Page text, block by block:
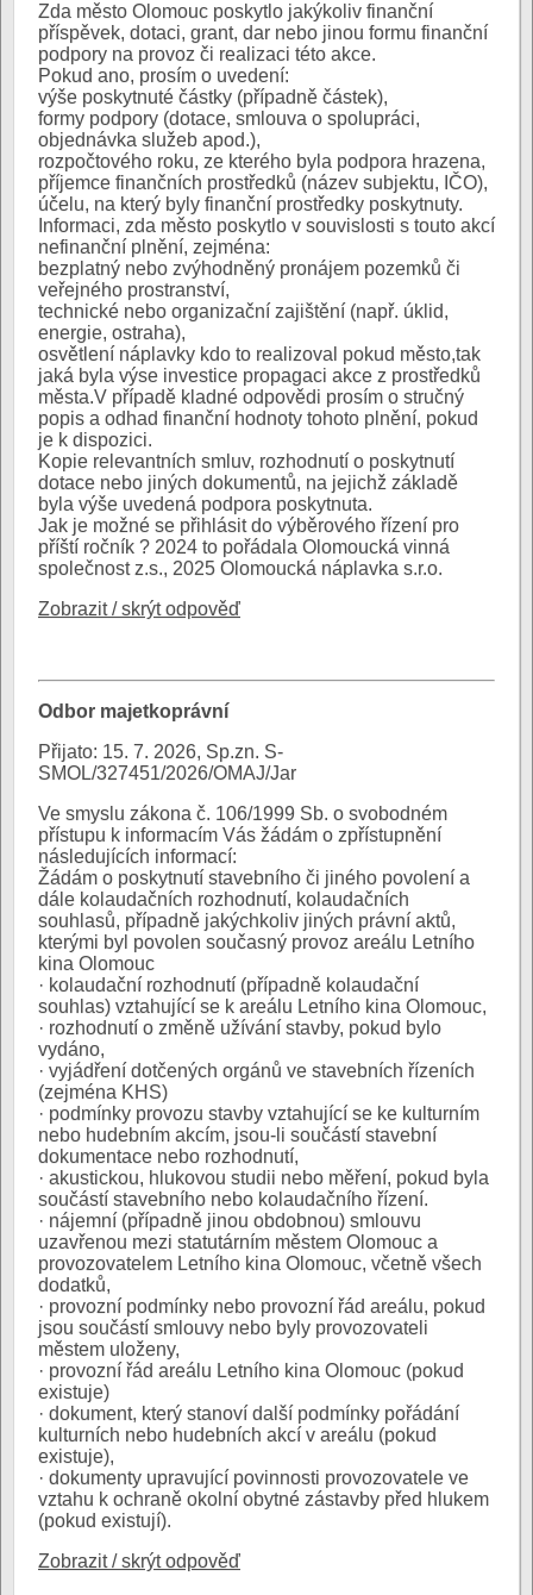
Zda město Olomouc poskytlo jakýkoliv finanční
příspěvek, dotaci, grant, dar nebo jinou formu finanční
podpory na provoz či realizaci této akce.
Pokud ano, prosím o uvedení:
výše poskytnuté částky (případně částek),
formy podpory (dotace, smlouva o spolupráci,
objednávka služeb apod.),
rozpočtového roku, ze kterého byla podpora hrazena,
příjemce finančních prostředků (název subjektu, IČO),
účelu, na který byly finanční prostředky poskytnuty.
Informaci, zda město poskytlo v souvislosti s touto akcí
nefinanční plnění, zejména:
bezplatný nebo zvýhodněný pronájem pozemků či
veřejného prostranství,
technické nebo organizační zajištění (např. úklid,
energie, ostraha),
osvětlení náplavky kdo to realizoval pokud město,tak
jaká byla výse investice propagaci akce z prostředků
města.V případě kladné odpovědi prosím o stručný
popis a odhad finanční hodnoty tohoto plnění, pokud
je k dispozici.
Kopie relevantních smluv, rozhodnutí o poskytnutí
dotace nebo jiných dokumentů, na jejichž základě
byla výše uvedená podpora poskytnuta.
Jak je možné se přihlásit do výběrového řízení pro
příští ročník ? 2024 to pořádala Olomoucká vinná
společnost z.s., 2025 Olomoucká náplavka s.r.o.
Zobrazit / skrýt odpověď
Odbor majetkoprávní
Přijato: 15. 7. 2026, Sp.zn. S-
SMOL/327451/2026/OMAJ/Jar
Ve smyslu zákona č. 106/1999 Sb. o svobodném
přístupu k informacím Vás žádám o zpřístupnění
následujících informací:
Žádám o poskytnutí stavebního či jiného povolení a
dále kolaudačních rozhodnutí, kolaudačních
souhlasů, případně jakýchkoliv jiných právní aktů,
kterými byl povolen současný provoz areálu Letního
kina Olomouc
· kolaudační rozhodnutí (případně kolaudační
souhlas) vztahující se k areálu Letního kina Olomouc,
· rozhodnutí o změně užívání stavby, pokud bylo
vydáno,
· vyjádření dotčených orgánů ve stavebních řízeních
(zejména KHS)
· podmínky provozu stavby vztahující se ke kulturním
nebo hudebním akcím, jsou-li součástí stavební
dokumentace nebo rozhodnutí,
· akustickou, hlukovou studii nebo měření, pokud byla
součástí stavebního nebo kolaudačního řízení.
· nájemní (případně jinou obdobnou) smlouvu
uzavřenou mezi statutárním městem Olomouc a
provozovatelem Letního kina Olomouc, včetně všech
dodatků,
· provozní podmínky nebo provozní řád areálu, pokud
jsou součástí smlouvy nebo byly provozovateli
městem uloženy,
· provozní řád areálu Letního kina Olomouc (pokud
existuje)
· dokument, který stanoví další podmínky pořádání
kulturních nebo hudebních akcí v areálu (pokud
existuje),
· dokumenty upravující povinnosti provozovatele ve
vztahu k ochraně okolní obytné zástavby před hlukem
(pokud existují).
Zobrazit / skrýt odpověď